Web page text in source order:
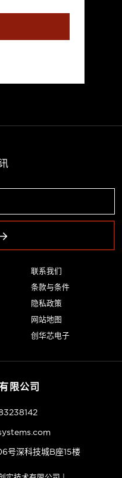
联系我们
条款与条件
隐私政策
网站地图
创华芯电子
限公司
号深科技城B座15楼